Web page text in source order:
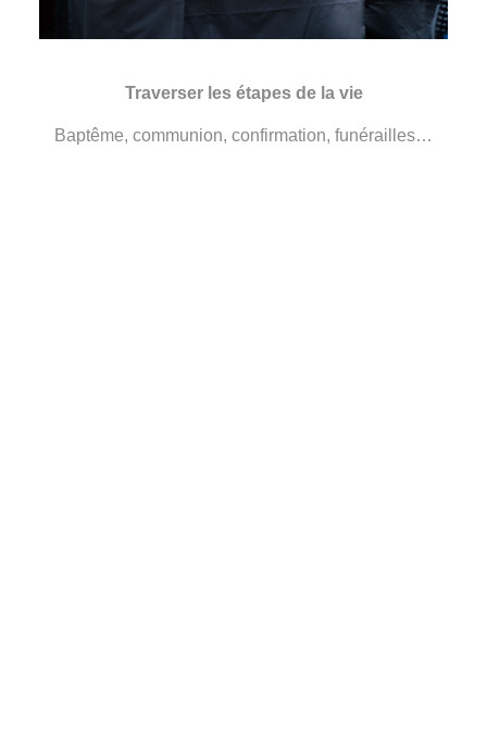
Traverser les étapes de la vie
Baptême, communion, confirmation, funérailles…